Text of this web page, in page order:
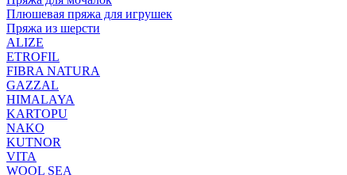
Плюшевая пряжа для игрушек
Пряжа из шерсти
ALIZE
ETROFIL
FIBRA NATURA
GAZZAL
HIMALAYA
KARTOPU
NAKO
KUTNOR
VITA
WOOL SEA